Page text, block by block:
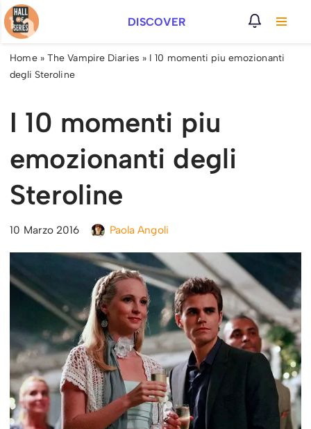
Vai
al
contenuto
DISCOVER
Home» The Vampire Diaries » I 10 momenti piu emozionanti
degli Steroline
I 10 momenti piu
emozionanti degli
Steroline
10 Marzo 2016 Paola Angoli